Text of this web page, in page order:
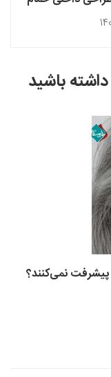
بهداشتی
باشید
سیاه قلم بعد از ۳ ماه پیشرفت نمی‌کنند؟